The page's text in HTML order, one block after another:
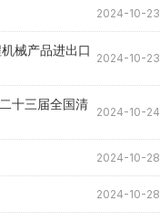
2024-10-23
械产品进出口
2024-10-23
十三届全国清
2024-10-24
2024-10-28
2024-10-28